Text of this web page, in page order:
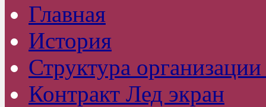
Главная
История
Структура
Контракт Лед экран